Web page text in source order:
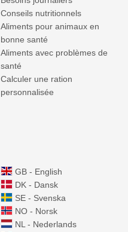
Conseils nutritionnels
Aliments pour animaux en
bonne santé
Aliments avec problèmes de
santé
Calculer une ration
personnalisée
GB - English
DK - Dansk
SE - Svenska
NO - Norsk
NL - Nederlands